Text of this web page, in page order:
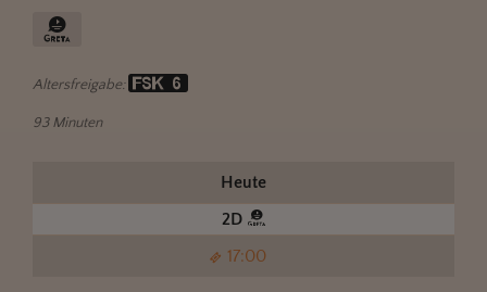
Altersfreigabe:
93 Minuten
Heute
2D
17:00